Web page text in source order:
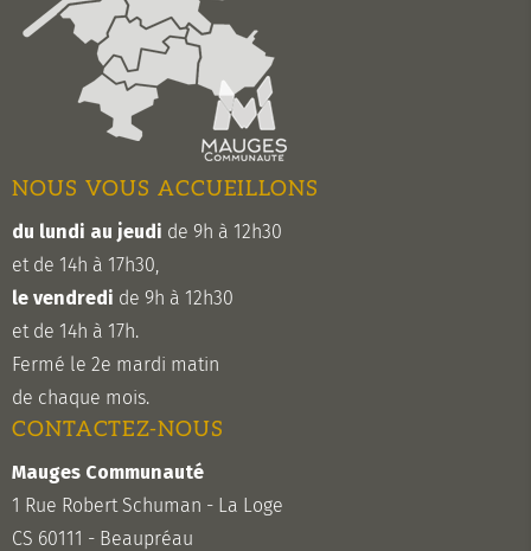
NOUS VOUS ACCUEILLONS
du lundi au jeudi de 9h à 12h30
et de 14h à 17h30,
le vendredi de 9h à 12h30
et de 14h à 17h.
Fermé le 2e mardi matin
de chaque mois.
CONTACTEZ-NOUS
Mauges Communauté
1 Rue Robert Schuman - La Loge
CS 60111 - Beaupréau